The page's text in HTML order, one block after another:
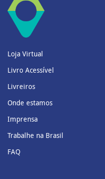
Loja Virtual
Livro Acessível
Livreiros
Onde estamos
Imprensa
Trabalhe na Brasil
FAQ